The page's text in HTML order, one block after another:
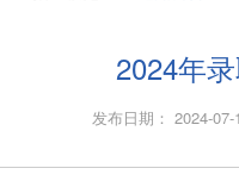
2024年
发布日期： 2024-